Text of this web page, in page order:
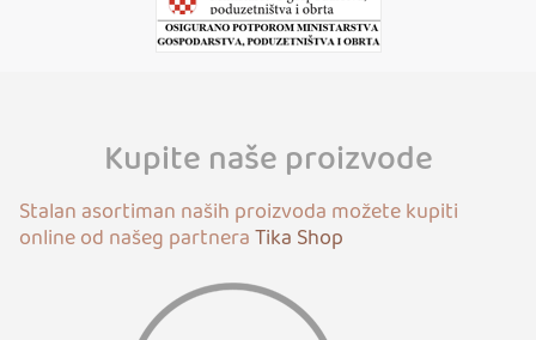
Kupite naše proizvode
Stalan asortiman naših proizvoda možete kupiti
online od našeg partneraTika Shop